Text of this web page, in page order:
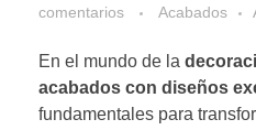
comentarios
Acabados
En el mundo de la
acabados con diseños
fundamentales para